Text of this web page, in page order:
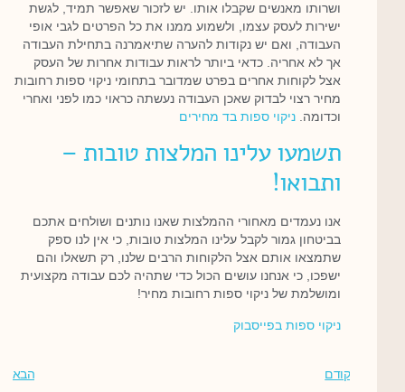
ושרותו מאנשים שקבלו אותו. יש לזכור שאפשר תמיד, לגשת
ישירות לעסק עצמו, ולשמוע ממנו את כל הפרטים לגבי אופי
העבודה, ואם יש נקודות להערה שתיאמרנה בתחילת העבודה
אך לא אחריה. כדאי ביותר לראות עבודות אחרות של העסק
אצל לקוחות אחרים בפרט שמדובר בתחומי ניקוי ספות רחובות
מחיר רצוי לבדוק שאכן העבודה נעשתה כראוי כמו לפני ואחרי
וכדומה. ניקוי ספות בד מחירים
תשמעו עלינו המלצות טובות –
ותבואו!
אנו נעמדים מאחורי ההמלצות שאנו נותנים ושולחים אתכם
בביטחון גמור לקבל עלינו המלצות טובות, כי אין לנו ספק
שתמצאו אותם אצל הלקוחות הרבים שלנו, רק תשאלו והם
ישפכו, כי אנחנו עושים הכול כדי שתהיה לכם עבודה מקצועית
ומושלמת של ניקוי ספות רחובות מחיר!
ניקוי ספות בפייסבוק
קודם הבא